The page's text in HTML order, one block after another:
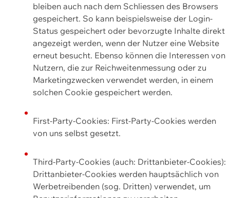
bleiben auch nach dem Schliessen des Browsers
gespeichert. So kann beispielsweise der Login-
Status gespeichert oder bevorzugte Inhalte direkt
angezeigt werden, wenn der Nutzer eine Website
erneut besucht. Ebenso können die Interessen von
Nutzern, die zur Reichweitenmessung oder zu
Marketingzwecken verwendet werden, in einem
solchen Cookie gespeichert werden.
First-Party-Cookies: First-Party-Cookies werden
von uns selbst gesetzt.
Third-Party-Cookies (auch: Drittanbieter-Cookies):
Drittanbieter-Cookies werden hauptsächlich von
Werbetreibenden (sog. Dritten) verwendet, um